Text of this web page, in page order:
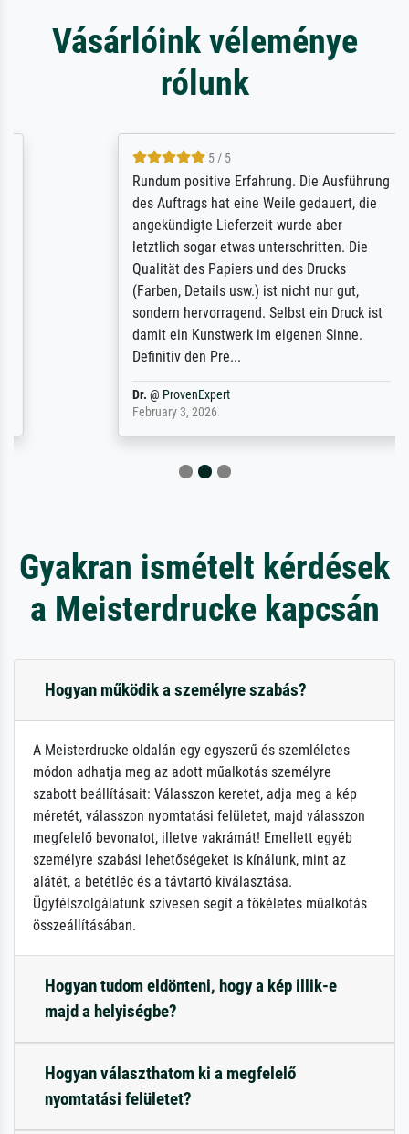
Vásárlóink véleménye
rólunk
5 / 5
Rundum positive Erfahrung. Die Ausführung
des Auftrags hat eine Weile gedauert, die
angekündigte Lieferzeit wurde aber
letztlich sogar etwas unterschritten. Die
Qualität des Papiers und des Drucks
(Farben, Details usw.) ist nicht nur gut,
sondern hervorragend. Selbst ein Druck ist
damit ein Kunstwerk im eigenen Sinne.
Definitiv den Pre...
ProvenExpert
February 3, 2026
Gyakran ismételt kérdések
a Meisterdrucke kapcsán
Hogyan működik a személyre szabás?
A Meisterdrucke oldalán egy egyszerű és szemléletes
módon adhatja meg az adott műalkotás személyre
szabott beállításait: Válasszon keretet, adja meg a kép
méretét, válasszon nyomtatási felületet, majd válasszon
megfelelő bevonatot, illetve vakrámát! Emellett egyéb
személyre szabási lehetőségeket is kínálunk, mint az
alátét, a betétléc és a távtartó kiválasztása.
Ügyfélszolgálatunk szívesen segít a tökéletes műalkotás
összeállításában.
Hogyan tudom eldönteni, hogy a kép illik-e
majd a helyiségbe?
Hogyan választhatom ki a megfelelő
nyomtatási felületet?